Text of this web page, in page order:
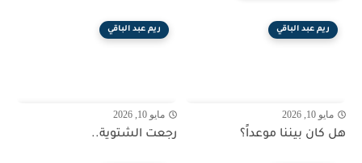
ريم عبد الباقي
مايو 10, 2026
هل كان بيننا موعداً؟
ريم عبد الباقي
مايو 10, 2026
رجعت الشتوية..